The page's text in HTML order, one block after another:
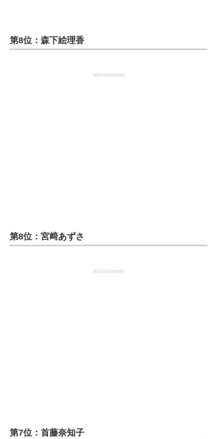
ITエンジニア向け専門サイト
第8位：森下絵理香
advertisement
第8位：宮﨑あずさ
advertisement
第7位：首藤奈知子